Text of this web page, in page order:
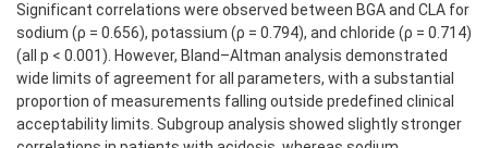
Significant correlations were observed between BGA and CLA for
sodium (ρ = 0.656), potassium (ρ = 0.794), and chloride (ρ = 0.714)
(all p < 0.001). However, Bland–Altman analysis demonstrated
wide limits of agreement for all parameters, with a substantial
proportion of measurements falling outside predefined clinical
acceptability limits. Subgroup analysis showed slightly stronger